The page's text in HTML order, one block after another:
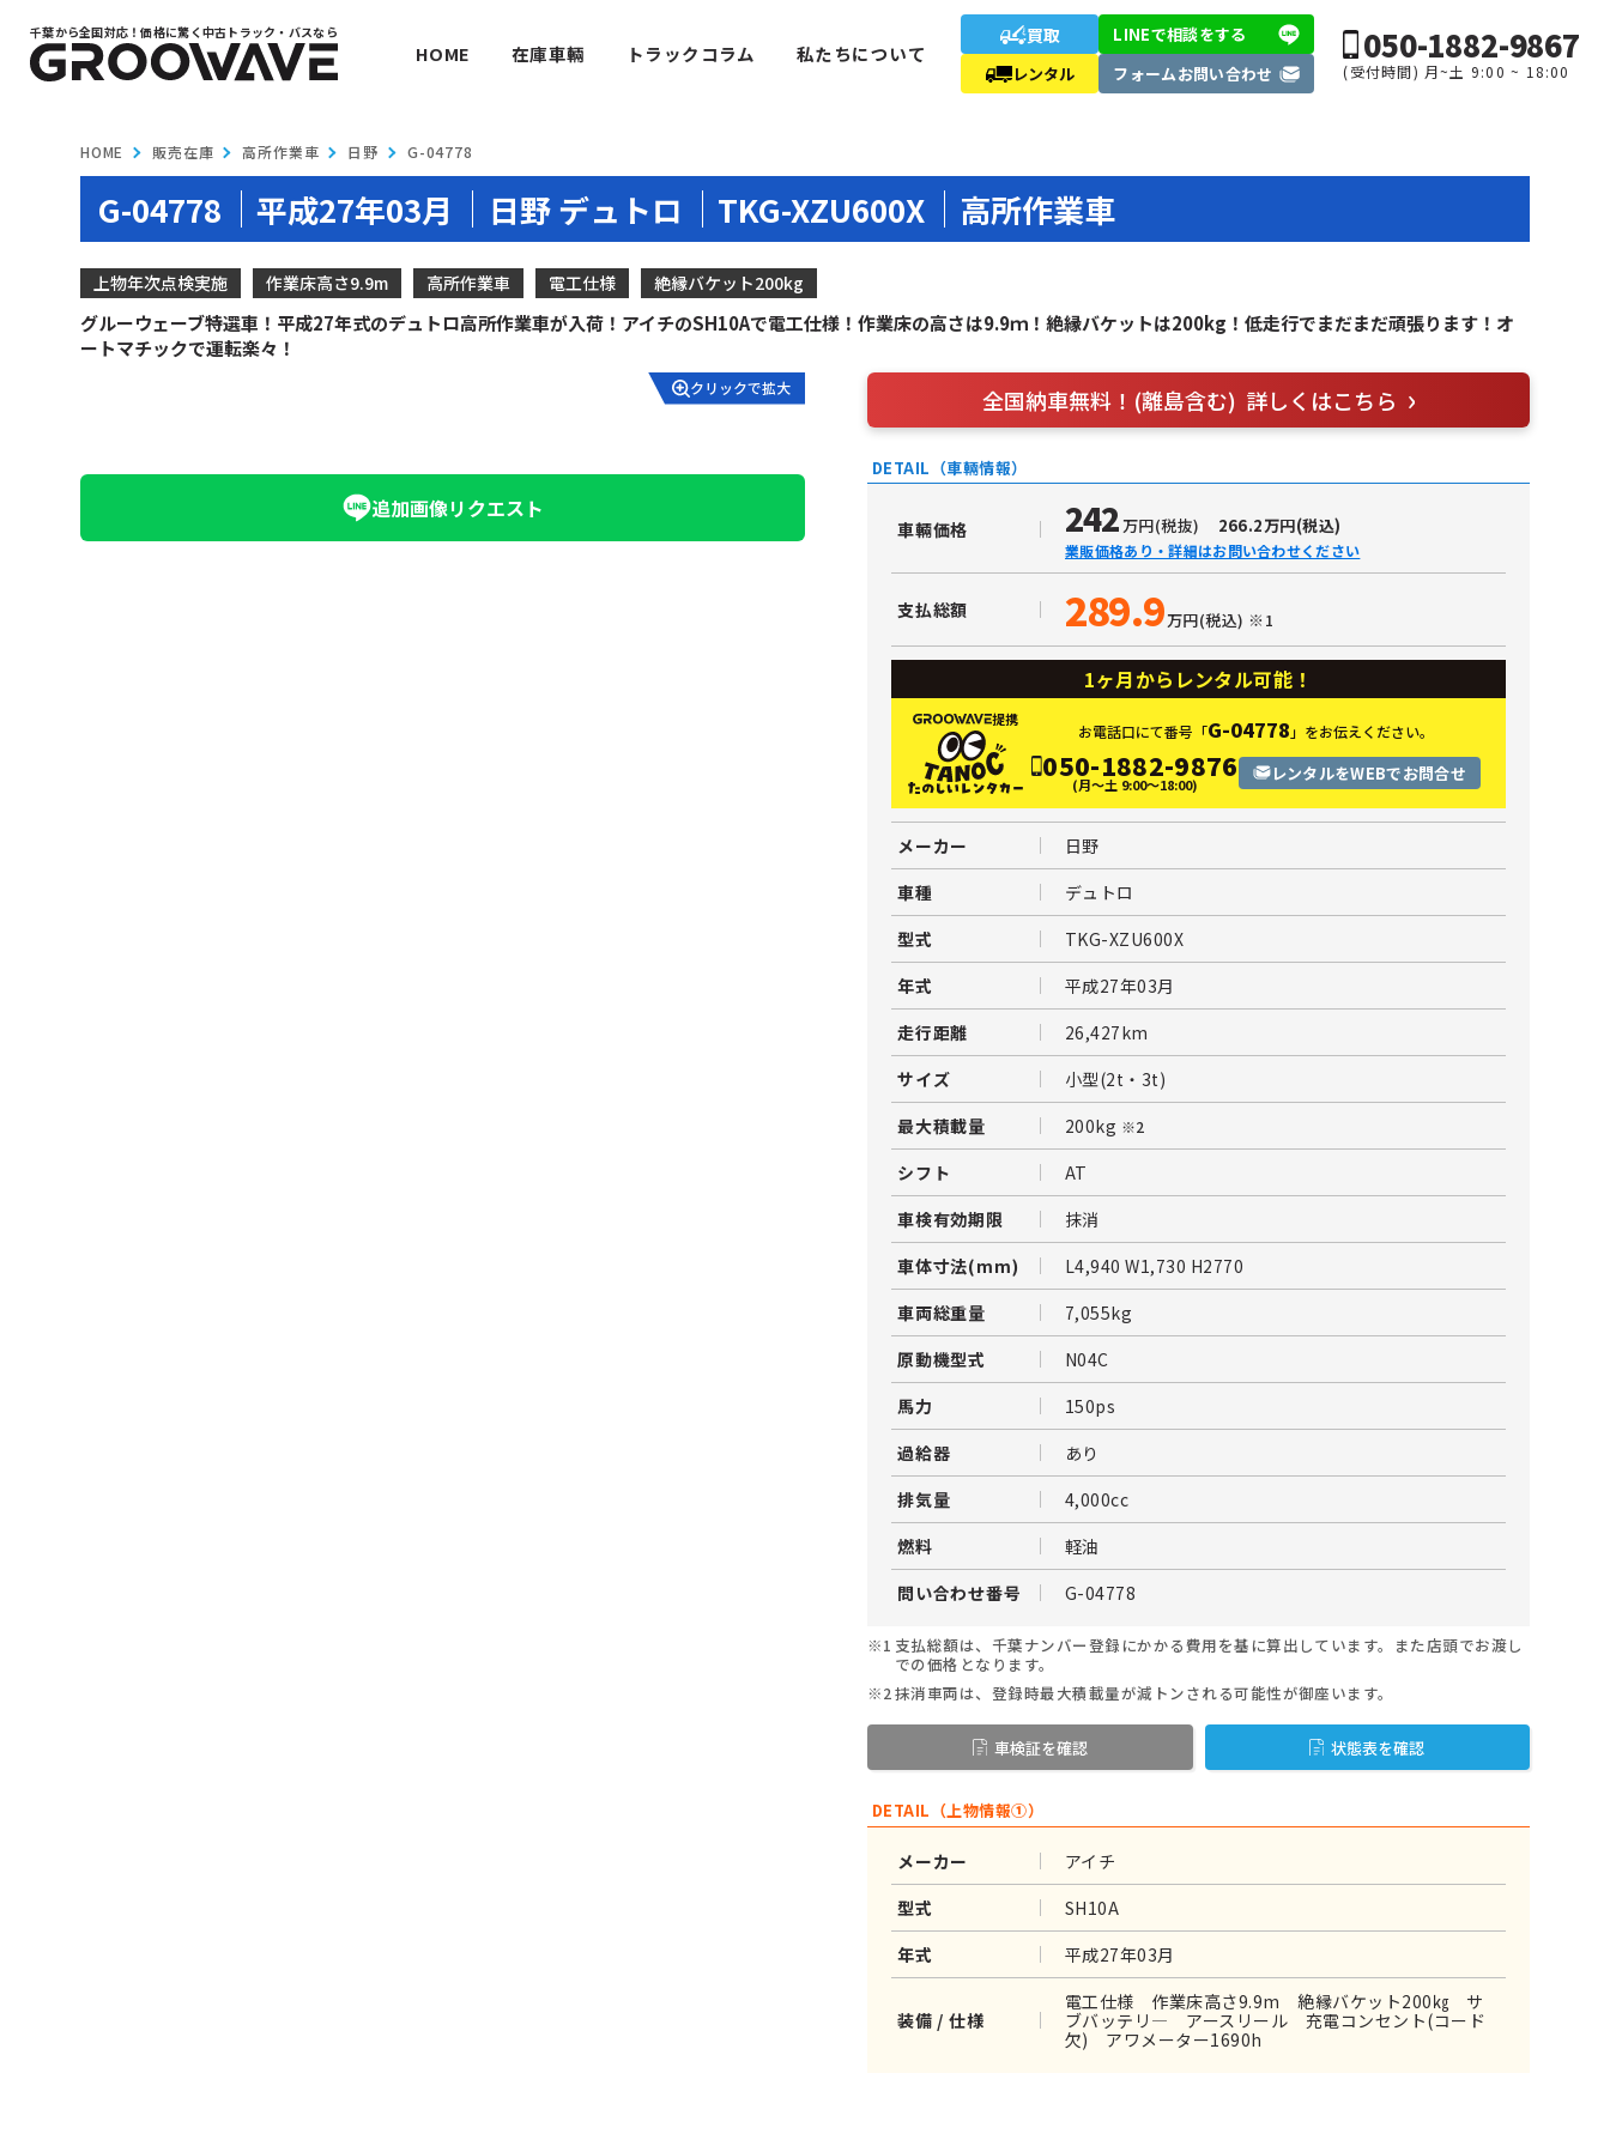
千葉から全国対応！価格に驚く中古トラック・バスなら
HOME 在庫車輛 トラックコラム 私たちについて
買取
レンタル
LINEで相談をする
フォームお問い合わせ
050-1882-9867
(受付時間) 月~土 9:00 ~ 18:00
HOME 販売在庫 高所作業車 日野 G-04778
G-04778 平成27年03月 日野 デュトロ TKG-XZU600X 高所作業車
上物年次点検実施 作業床高さ9.9m 高所作業車 電工仕様 絶縁バケット200kg
グルーウェーブ特選車！平成27年式のデュトロ高所作業車が入荷！アイチのSH10Aで電工仕様！作業床の高さは9.9ｍ！絶縁バケットは200kg！低走行でまだまだ頑張ります！オ
ートマチックで運転楽々！
クリックで拡大
追加画像リクエスト
全国納車無料！(離島含む) 詳しくはこちら
DETAIL（車輛情報）
車輛価格 242 万円(税抜) 266.2万円(税込)
業販価格あり・詳細はお問い合わせください
支払総額 289.9万円(税込) ※1
1ヶ月からレンタル可能！
提携
お電話口にて番号 「G-04778 」をお伝えください。
050-1882-9876
(月〜土 9:00〜18:00)
レンタルをWEBでお問合せ
メーカー
日野
車種
デュトロ
型式
TKG-XZU600X
年式
平成27年03月
走行距離
26,427km
サイズ
小型(2t・3t)
最大積載量
200kg ※2
シフト
AT
車検有効期限
抹消
車体寸法(mm)
L4,940 W1,730 H2770
車両総重量
7,055kg
原動機型式
N04C
馬力
150ps
過給器
あり
排気量
4,000cc
燃料
軽油
問い合わせ番号
G-04778
※1 支払総額は、千葉ナンバー登録にかかる費用を基に算出しています。また店頭でお渡し
での価格となります。
※2抹消車両は、登録時最大積載量が減トンされる可能性が御座います。
車検証を確認 状態表を確認
DETAIL（上物情報①）
メーカー
アイチ
型式
SH10A
年式
平成27年03月
装備 / 仕様
電工仕様 作業床高さ9.9m 絶縁バケット200㎏ サ
ブバッテリ― アースリール 充電コンセント(コード
欠) アワメーター1690h